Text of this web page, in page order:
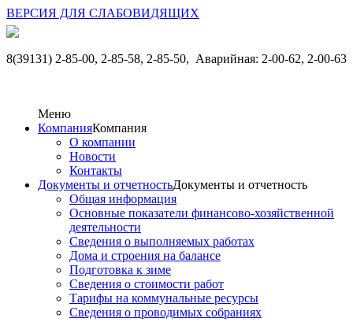
ВЕРСИЯ ДЛЯ СЛАБОВИДЯЩИХ
8(39131) 2-85-00, 2-85-58, 2-85-50, Аварийная: 2-00-62, 2-00-63
Меню
КомпанияКомпания
О компании
Новости
Контакты
Документы и отчетностьДокументы и отчетность
Общая информация
Основные показатели финансово-хозяйственной
деятельности
Сведения о выполняемых работах
Дома и строения на балансе
Подготовка к зиме
Сведения о стоимости работ
Тарифы на коммунальные ресурсы
Сведения о проводимых собраниях